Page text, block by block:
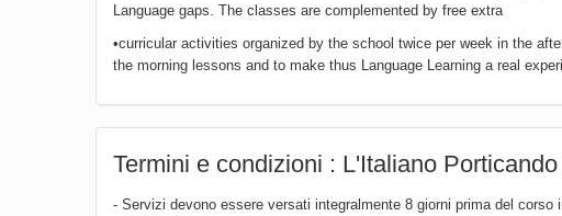
Language gaps. The classes are complemented by free extra
•curricular activities organized by the school twice per week in the
the morning lessons and to make thus Language Learning a real
Termini e condizioni : L'Italiano Porticando
- Servizi devono essere versati integralmente 8 giorni prima del